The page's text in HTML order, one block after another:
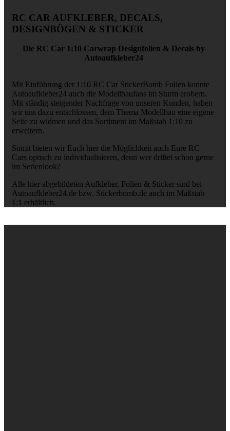
RC CAR AUFKLEBER, DECALS,
DESIGNBÖGEN & STICKER
Die RC Car 1:10 Carwrap Designfolien & Decals by
Autoaufkleber24
Mit Einführung der 1:10 RC Car StickerBomb Folien konnte
Autoaufkleber24 auch die Modellbaufans im Sturm erobern.
Mit ständig steigender Nachfrage von unseren Kunden, haben
wir uns dazu entschlossen, dem Thema Modellbau eine eigene
Seite zu widmen und das Sortiment im Maßstab 1:10 zu
erweitern.
Somit bieten wir Euch hier die Möglichkeit auch Eure RC
Cars optisch zu individualisieren, denn wer driftet schon gerne
im Serienlook?
Alle hier abgebildeten Aufkleber, Folien & Sticker sind bei
Autoaufkleber24.de bzw. Stickerbomb.de auch im Maßstab
1:1 erhältlich.